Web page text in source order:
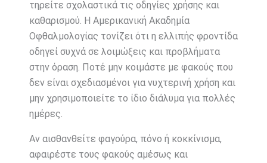
τηρείτε σχολαστικά τις οδηγίες χρήσης και
καθαρισμού. Η Αμερικανική Ακαδημία
Οφθαλμολογίας τονίζει ότι η ελλιπής φροντίδα
οδηγεί συχνά σε λοιμώξεις και προβλήματα
στην όραση. Ποτέ μην κοιμάστε με φακούς που
δεν είναι σχεδιασμένοι για νυχτερινή χρήση και
μην χρησιμοποιείτε το ίδιο διάλυμα για πολλές
ημέρες.
Αν αισθανθείτε φαγούρα, πόνο ή κοκκίνισμα,
αφαιρέστε τους φακούς αμέσως και